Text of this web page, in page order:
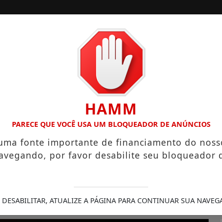
INÍCIO / NOTÍCIAS
HIGIENÓPOLIS CONSOLIDA 130 ANOS DE HISTÓRIA COM
policiais nota 10 do
Técnico-Científica são reconhecidos por
HAMM
PARECE QUE VOCÊ USA UM BLOQUEADOR DE ANÚNCIOS
fonte importante de financiamento do
por favor desabilite seu bloqueador
DESABILITAR, ATUALIZE A PÁGINA PARA CONTINUAR SUA